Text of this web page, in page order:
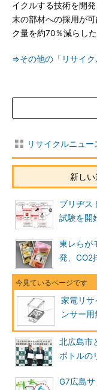
イクルする技術を開
末の部材への採用が
ク量を約70％減らした
⇒その他の「リサイク
リサイクルニュ
新し
ブリヂス
試験を開
東レらが
発、CO2
家電リサ
ンサー
北広島市
ボトルの
G7広島